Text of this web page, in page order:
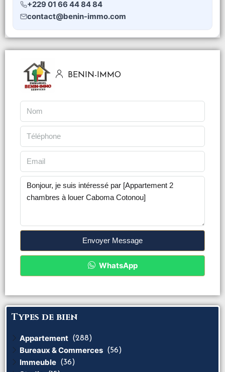
+229 01 66 44 84 84
contact@benin-immo.com
BENIN-IMMO
Envoyer Message
WhatsApp
Types de bien
Appartement (288)
Bureaux & Commerces (56)
Immeuble (36)